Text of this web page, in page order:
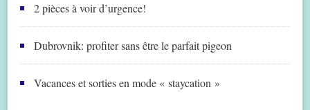
2 pièces à voir d’urgence!
Dubrovnik: profiter sans être le parfait pigeon
Vacances et sorties en mode « staycation »